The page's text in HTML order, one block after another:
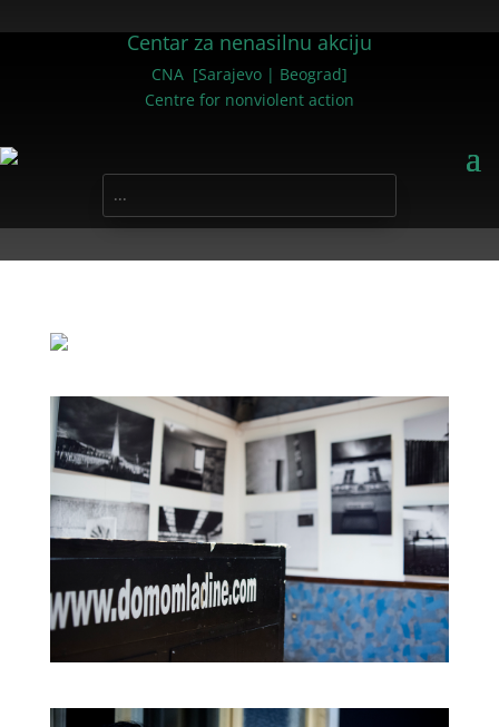
Centar za nenasilnu akciju
CNA [Sarajevo | Beograd]
Centre for nonviolent action